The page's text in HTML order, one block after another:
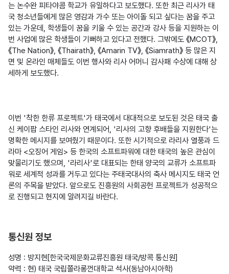
는 논수완 피타야콤 학교가 유일하다고 보도했다. 또한 최근 리사가 태
국 청소년들에게 많은 영감과 가수 또는 아이돌 되고 싶다는 꿈을 주고
있는 가운데, 학생들이 꿈을 키울 수 있는 공간과 강사 등을 지원하는 이
번 사업에 많은 학생들이 기뻐하고 있다고 전했다. 그밖에도 《MCOT》,
《The Nation》, 《Thairath》, 《Amarin TV》, 《Siamrath》 등 많은 지
면 및 온라인 매체들도 이번 행사와 리사 어머니 감사패 수상에 대해 상
세하게 보도했다.
이번 '착한 한류 프로젝트'가 태국에서 대대적으로 보도된 것은 태국 출
신 케이팝 스타인 리사와 연계되어, '리사의 고향 후배들을 지원한다'는
명확한 메시지를 보여줬기 때문이다. 또한 시기적으로 라리사 열풍과 드
라마 <오징어 게임> 등 한국의 소프트파워에 대한 태국의 높은 관심이
맞물리기도 했으며, '라리사'로 대표되는 한태 양국의 교류가 소프트파
워로 세계적 성과를 거두고 있다는 주태국대사의 축사 메시지도 태국 언
론의 주목을 받았다. 앞으로도 진흥원의 사회공헌 프로젝트가 성공적으
로 진행되고 현지에 알려지길 바란다.
통신원 정보
성명 : 방지현[한국국제문화교류진흥원 태국/방콕 통신원]
약력 : 현) 태국 국립쫄라롱껀대학교 석사(동남아시아학)